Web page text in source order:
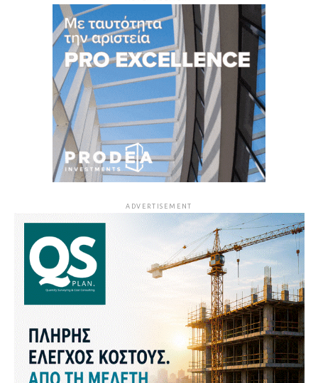
ADVERTISEMENT